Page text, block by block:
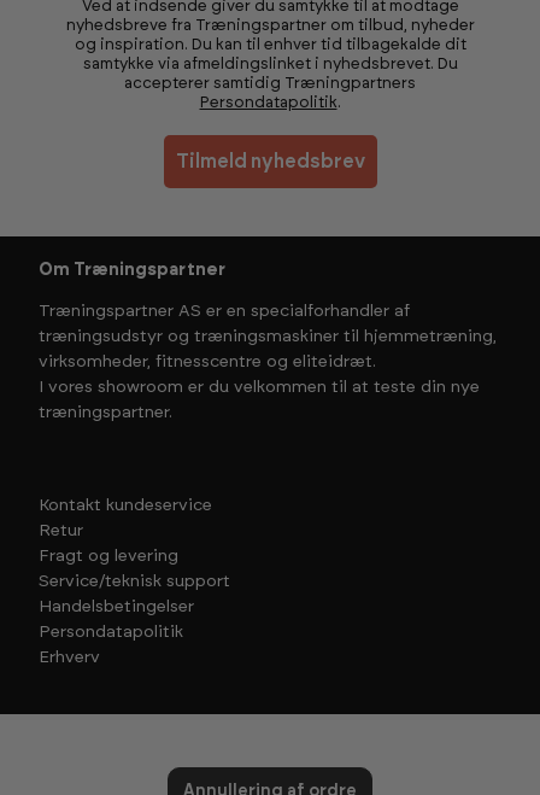
Ved at indsende giver du samtykke til at modtage
nyhedsbreve fra Træningspartner om tilbud, nyheder
og inspiration. Du kan til enhver tid tilbagekalde dit
samtykke via afmeldingslinket i nyhedsbrevet. Du
accepterer samtidig Træningpartners
Persondatapolitik.
Tilmeld nyhedsbrev
Om Træningspartner
Træningspartner AS er en specialforhandler af
træningsudstyr og træningsmaskiner til hjemmetræning,
virksomheder, fitnesscentre og eliteidræt.
I vores showroom er du velkommen til at teste din nye
træningspartner.
Kontakt kundeservice
Retur
Fragt og levering
Service/teknisk support
Handelsbetingelser
Persondatapolitik
Erhverv
Annullering af ordre